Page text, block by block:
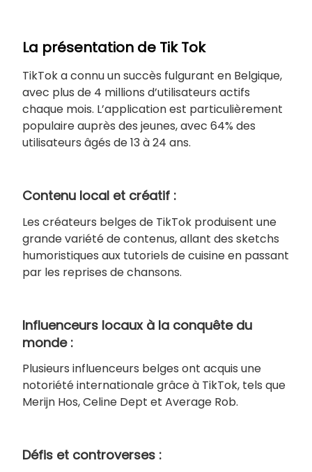
La présentation de Tik Tok
TikTok a connu un succès fulgurant en Belgique,
avec plus de 4 millions d’utilisateurs actifs
chaque mois. L’application est particulièrement
populaire auprès des jeunes, avec 64% des
utilisateurs âgés de 13 à 24 ans.
Contenu local et créatif :
Les créateurs belges de TikTok produisent une
grande variété de contenus, allant des sketchs
humoristiques aux tutoriels de cuisine en passant
par les reprises de chansons.
Influenceurs locaux à la conquête du
monde :
Plusieurs influenceurs belges ont acquis une
notoriété internationale grâce à TikTok, tels que
Merijn Hos, Celine Dept et Average Rob.
Défis et controverses :